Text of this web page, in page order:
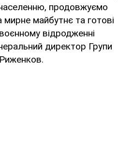
продовжуємо
мирне майбутнє та готові
відродженні
директор Групи